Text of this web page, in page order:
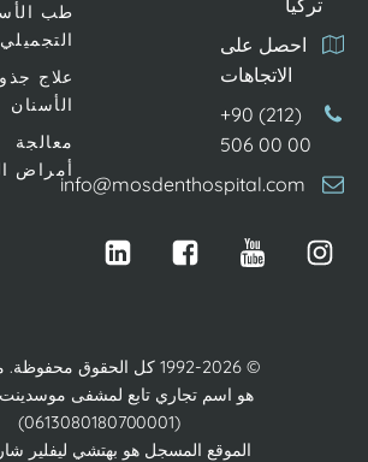
على
الاتجاهات
+90 (212)
506 00
info@mosdenthospital.com
طب الأسنان
التجميلي
علاج جذور
أمراض اللثة
© 1992-2026 كل الحقوق محفوظة. موسدينت
هو اسم تجاري تابع لمشفى موسدينت للأسنان
الموقع المسجل هو بهتشي ليفلير شارع ناجي